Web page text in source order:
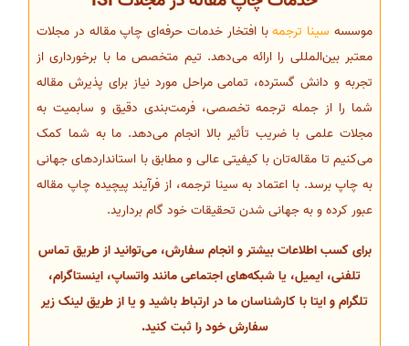
موسسهسینا ترجمهبا افتخار خدمات حرفه‌ای چاپ مقاله در مجلات
معتبر بین‌المللی را ارائه می‌دهد. تیم متخصص ما با برخورداری از
تجربه و دانش گسترده، تمامی مراحل مورد نیاز برای پذیرش مقاله
شما را از جمله ترجمه تخصصی، فرمت‌بندی دقیق و سابمیت به
مجلات علمی با ضریب تأثیر بالا انجام می‌دهد. ما به شما کمک
می‌کنیم تا مقاله‌تان با کیفیتی عالی و مطابق با استانداردهای جهانی
به چاپ برسد. با اعتماد به سینا ترجمه، از فرآیند پیچیده چاپ مقاله
عبور کرده و به جهانی شدن تحقیقات خود گام بردارید.
برای کسب اطلاعات بیشتر و انجام سفارش، می‌توانید از طریق تماس
تلفنی، ایمیل، یا شبکه‌های اجتماعی مانند واتساپ، اینستاگرام،
تلگرام و ایتا با کارشناسان ما در ارتباط باشید و یا از طریق لینک زیر
سفارش خود را ثبت کنید.